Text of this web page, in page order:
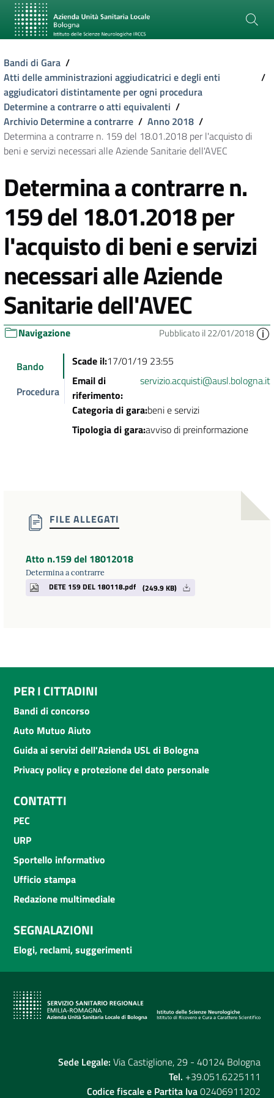
Bandi di Gara /
Atti delle amministrazioni aggiudicatrici e degli enti
aggiudicatori distintamente per ogni procedura
/
Determine a contrarre o atti equivalenti /
Archivio Determine a contrarre / Anno 2018 /
Determina a contrarre n. 159 del 18.01.2018 per l'acquisto di
beni e servizi necessari alle Aziende Sanitarie dell'AVEC
Determina a contrarre n.
159 del 18.01.2018 per
l'acquisto di beni e servizi
necessari alle Aziende
Sanitarie dell'AVEC
Navigazione Pubblicato il 22/01/2018
Bando
Procedura
Scade il:17/01/19 23:55
Email di
riferimento:
servizio.acquisti@ausl.bologna.it
Categoria di gara:beni e servizi
Tipologia di gara:avviso di preinformazione
FILE ALLEGATI
Atto n.159 del 18012018
Determina a contrarre
DETE 159 DEL 180118.pdf (249.9 KB)
PER I CITTADINI
Bandi di concorso
Auto Mutuo Aiuto
Guida ai servizi dell'Azienda USL di Bologna
Privacy policy e protezione del dato personale
CONTATTI
PEC
URP
Sportello informativo
Ufficio stampa
Redazione multimediale
SEGNALAZIONI
Elogi, reclami, suggerimenti
Sede Legale: Via Castiglione, 29 - 40124 Bologna
Tel. +39.051.6225111
Codice fiscale e Partita Iva02406911202